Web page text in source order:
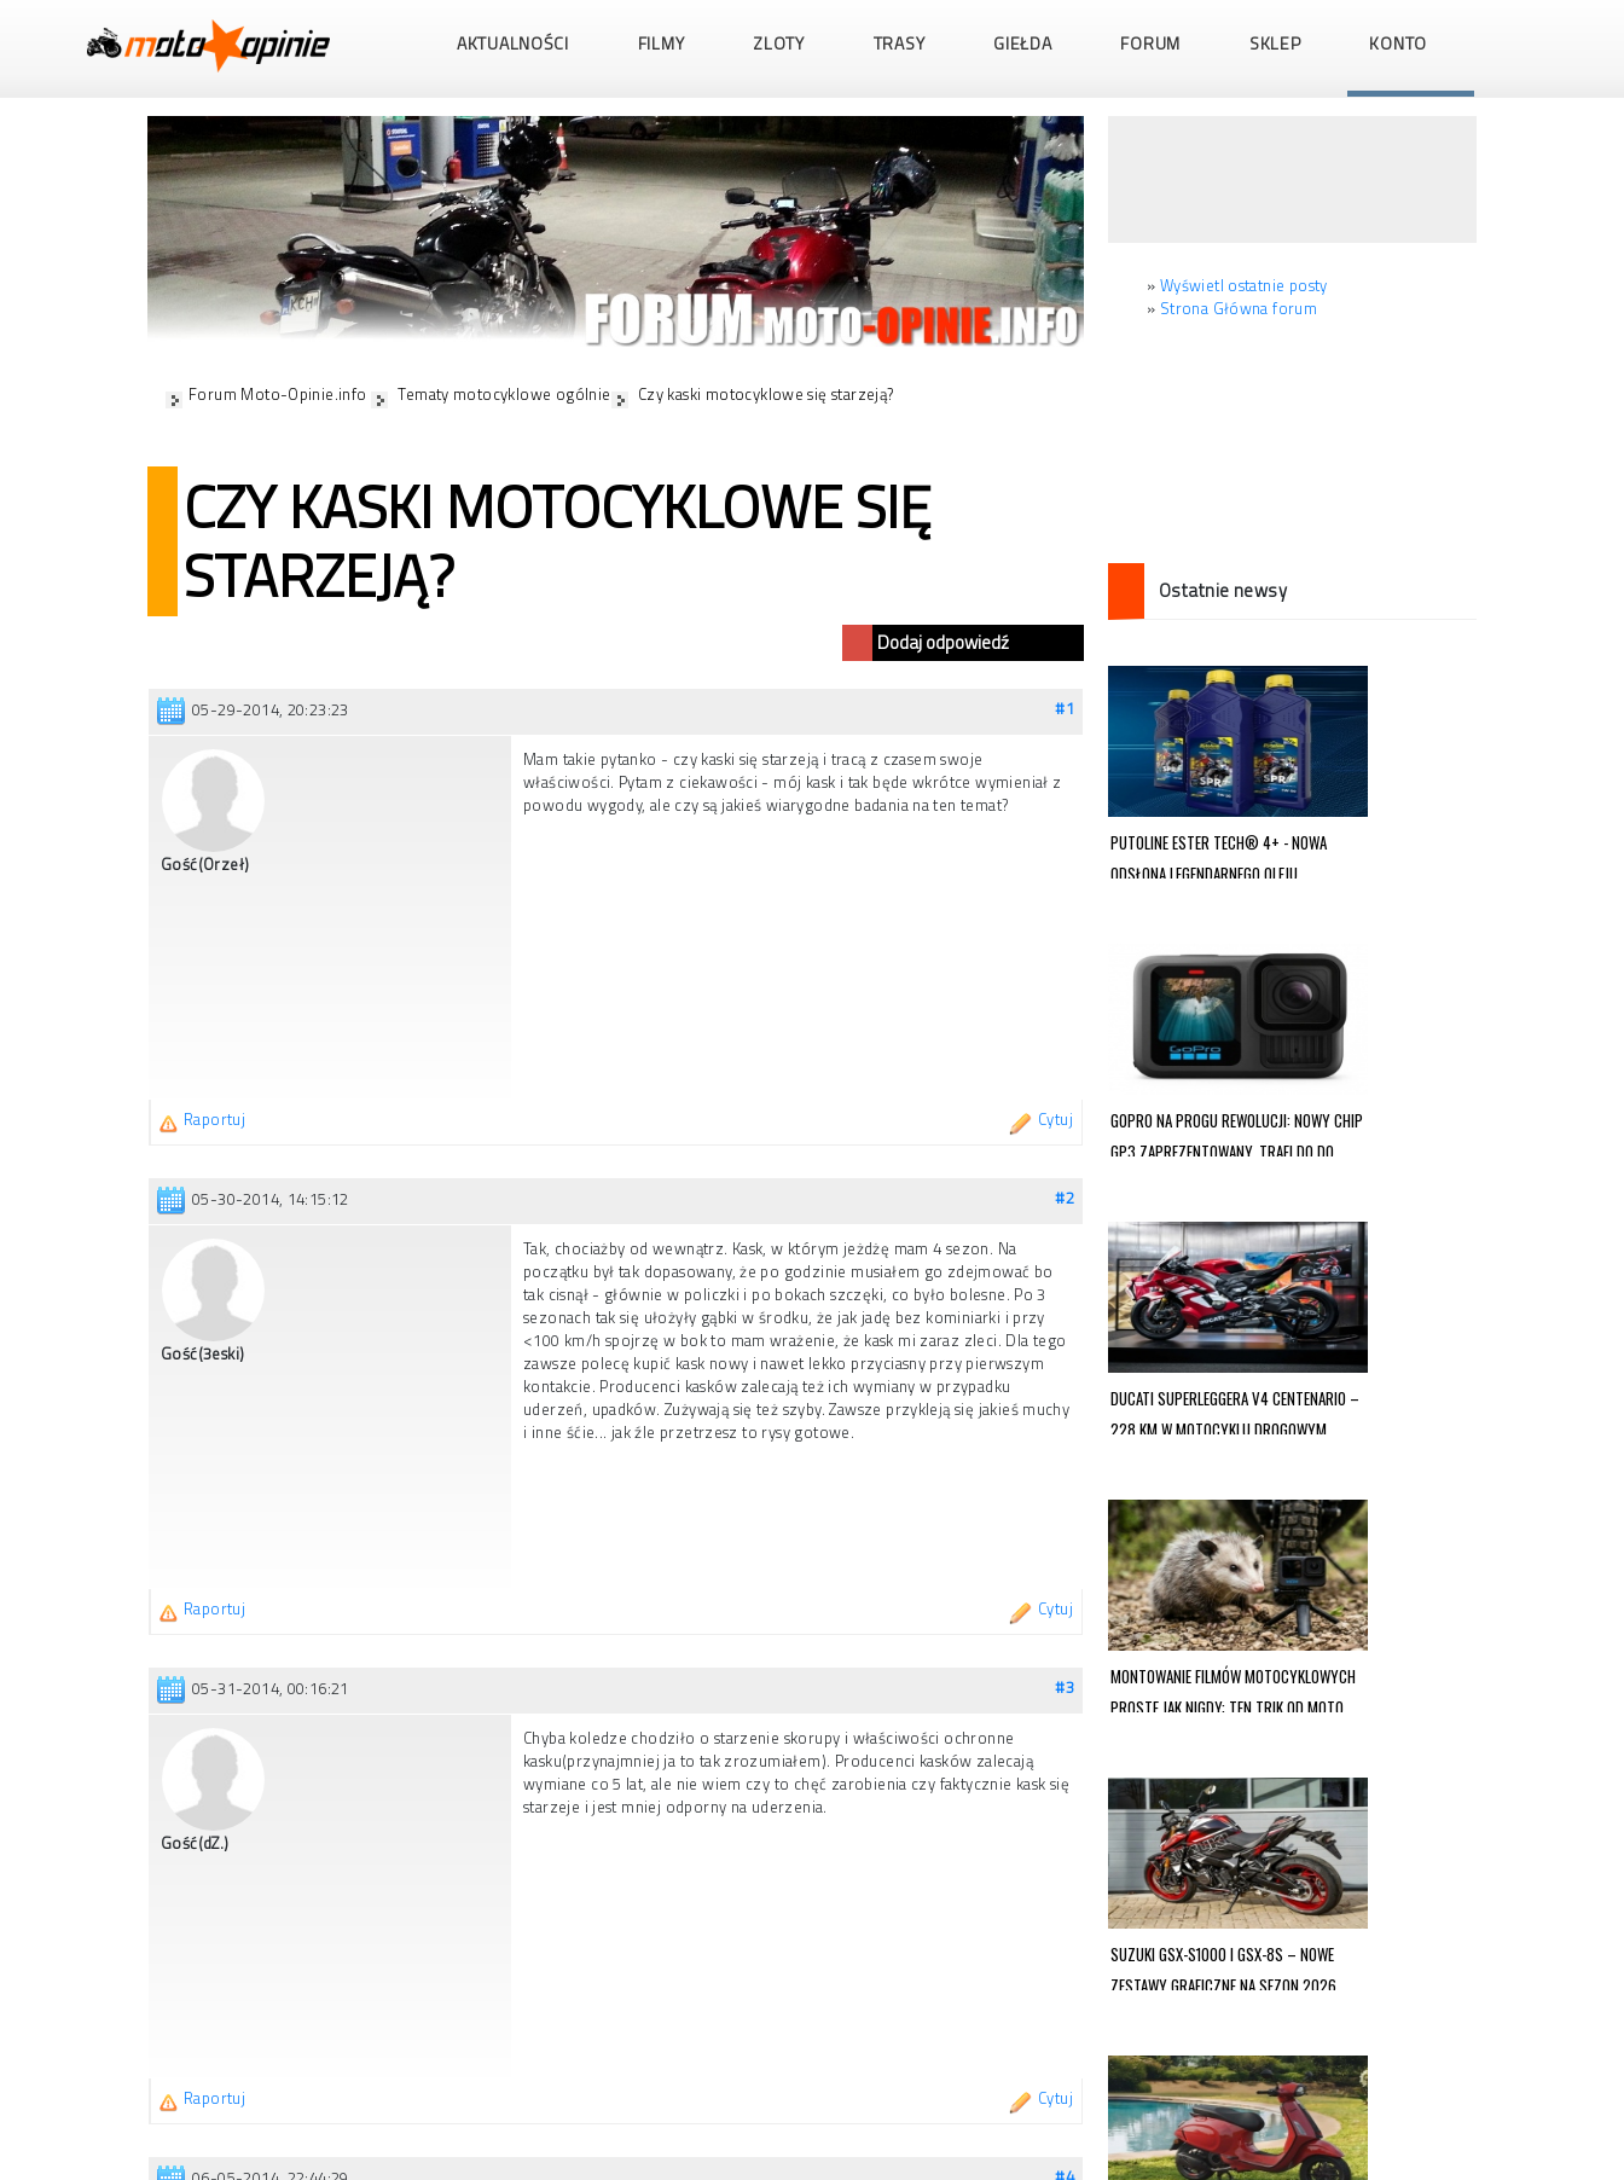
AKTUALNOŚCI FILMY ZLOTY TRASY GIEŁDA FORUM SKLEP KONTO
» Wyświetl ostatnie posty
» Strona Główna forum
Forum Moto-Opinie.info Tematy motocyklowe ogólnie Czy kaski motocyklowe się starzeją?
Ostatnie newsy
PUTOLINE ESTER TECH® 4+ - NOWA
ODSŁONA LEGENDARNEGO OLEJU
GOPRO NA PROGU REWOLUCJI: NOWY CHIP
GP3 ZAPREZENTOWANY, TRAFI DO DO
DUCATI SUPERLEGGERA V4 CENTENARIO –
228 KM W MOTOCYKLU DROGOWYM,
MONTOWANIE FILMÓW MOTOCYKLOWYCH
PROSTE JAK NIGDY: TEN TRIK OD MOTO
SUZUKI GSX-S1000 I GSX-8S – NOWE
ZESTAWY GRAFICZNE NA SEZON 2026
CZY KASKI MOTOCYKLOWE SIĘ
STARZEJĄ?
Dodaj odpowiedź
05-29-2014, 20:23:23 #1
Gość(Orzeł)
Mam takie pytanko - czy kaski się starzeją i tracą z czasem swoje
właściwości. Pytam z ciekawości - mój kask i tak będe wkrótce wymieniał z
powodu wygody, ale czy są jakieś wiarygodne badania na ten temat?
Raportuj Cytuj
05-30-2014, 14:15:12 #2
Gość(3eski)
Tak, chociażby od wewnątrz. Kask, w którym jeżdżę mam 4 sezon. Na
początku był tak dopasowany, że po godzinie musiałem go zdejmować bo
tak cisnął - głównie w policzki i po bokach szczęki, co było bolesne. Po 3
sezonach tak się ułożyły gąbki w środku, że jak jadę bez kominiarki i przy
<100 km/h spojrzę w bok to mam wrażenie, że kask mi zaraz zleci. Dla tego
zawsze polecę kupić kask nowy i nawet lekko przyciasny przy pierwszym
kontakcie. Producenci kasków zalecają też ich wymiany w przypadku
uderzeń, upadków. Zużywają się też szyby. Zawsze przykleją się jakieś muchy
i inne śćie... jak źle przetrzesz to rysy gotowe.
Raportuj Cytuj
05-31-2014, 00:16:21 #3
Gość(dZ.)
Chyba koledze chodziło o starzenie skorupy i właściwości ochronne
kasku(przynajmniej ja to tak zrozumiałem). Producenci kasków zalecają
wymiane co 5 lat, ale nie wiem czy to chęć zarobienia czy faktycznie kask się
starzeje i jest mniej odporny na uderzenia.
Raportuj Cytuj